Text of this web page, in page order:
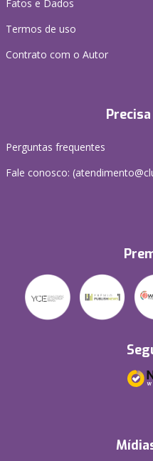
Fatos e Dados
Termos de uso
Contrato com o Autor
Perguntas frequentes
Fale conosco: